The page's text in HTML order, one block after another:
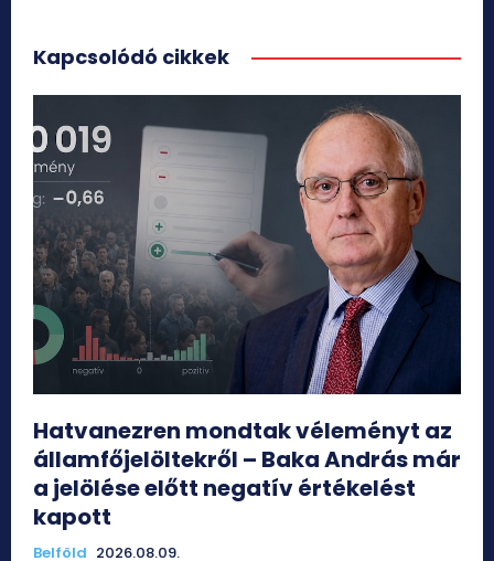
Kapcsolódó cikkek
Hatvanezren mondtak véleményt az
államfőjelöltekről – Baka András már
a jelölése előtt negatív értékelést
kapott
Belföld 2026.08.09.